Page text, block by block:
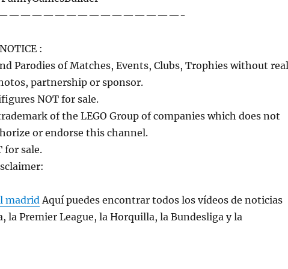
:
Parodies of Matches, Events, Clubs, Trophies without real
partnership or sponsor.
NOT for sale.
of the LEGO Group of companies which does not
or endorse this channel.
for sale.
madridAquí puedes encontrar todos los vídeos de noticias
la Premier League, la Horquilla, la Bundesliga y la